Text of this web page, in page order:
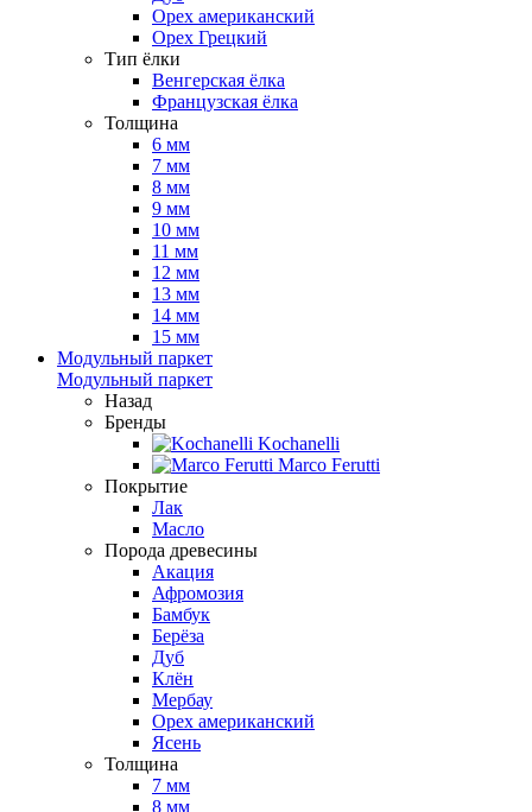
Орех американский
Орех Грецкий
Тип ёлки
Венгерская ёлка
Французская ёлка
Толщина
6 мм
7 мм
8 мм
9 мм
10 мм
11 мм
12 мм
13 мм
14 мм
15 мм
Модульный паркет
Модульный паркет
Назад
Бренды
Kochanelli
Marco Ferutti
Покрытие
Лак
Масло
Порода древесины
Акация
Афромозия
Бамбук
Берёза
Дуб
Клён
Мербау
Орех американский
Ясень
Толщина
7 мм
8 мм